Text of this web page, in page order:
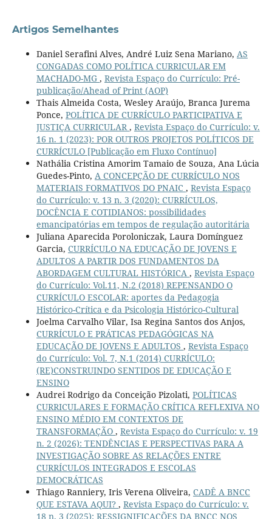
Artigos Semelhantes
Daniel Serafini Alves, André Luiz Sena Mariano, AS
CONGADAS COMO POLÍTICA CURRICULAR EM
MACHADO-MG , Revista Espaço do Currículo: Pré-
publicação/Ahead of Print (AOP)
Thais Almeida Costa, Wesley Araújo, Branca Jurema
Ponce, POLÍTICA DE CURRÍCULO PARTICIPATIVA E
JUSTIÇA CURRICULAR, Revista Espaço do Currículo: v.
16 n. 1 (2023): POR OUTROS PROJETOS POLÍTICOS DE
CURRÍCULO [Publicação em Fluxo Contínuo]
Nathália Cristina Amorim Tamaio de Souza, Ana Lúcia
Guedes-Pinto, A CONCEPÇÃO DE CURRÍCULO NOS
MATERIAIS FORMATIVOS DO PNAIC , Revista Espaço
do Currículo: v. 13 n. 3 (2020): CURRÍCULOS,
DOCÊNCIA E COTIDIANOS: possibilidades
emancipatórias em tempos de regulação autoritária
Juliana Aparecida Poroloniczak, Laura Domínguez
Garcia, CURRÍCULO NA EDUCAÇÃO DE JOVENS E
ADULTOS A PARTIR DOS FUNDAMENTOS DA
ABORDAGEM CULTURAL HISTÓRICA , Revista Espaço
do Currículo: Vol.11, N.2 (2018) REPENSANDO O
CURRÍCULO ESCOLAR: aportes da Pedagogia
Histórico-Crítica e da Psicologia Histórico-Cultural
Joelma Carvalho Vilar, Isa Regina Santos dos Anjos,
CURRÍCULO E PRÁTICAS PEDAGÓGICAS NA
EDUCAÇÃO DE JOVENS E ADULTOS , Revista Espaço
do Currículo: Vol. 7, N.1 (2014) CURRÍCULO:
(RE)CONSTRUINDO SENTIDOS DE EDUCAÇÃO E
ENSINO
Audrei Rodrigo da Conceição Pizolati, POLÍTICAS
CURRICULARES E FORMAÇÃO CRÍTICA REFLEXIVA NO
ENSINO MÉDIO EM CONTEXTOS DE
TRANSFORMAÇÃO , Revista Espaço do Currículo: v. 19
n. 2 (2026): TENDÊNCIAS E PERSPECTIVAS PARA A
INVESTIGAÇÃO SOBRE AS RELAÇÕES ENTRE
CURRÍCULOS INTEGRADOS E ESCOLAS
DEMOCRÁTICAS
Thiago Ranniery, Iris Verena Oliveira, CADÊ A BNCC
QUE ESTAVA AQUI? , Revista Espaço do Currículo: v.
18 n. 3 (2025): RESSIGNIFICAÇÕES DA BNCC NOS